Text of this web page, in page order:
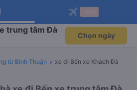
Vexere ngay!
đãi thành viên độc
Mở app
Vexere
khi đặt vé máy bay qua
Mở app
trung tâm Đà
Chọn ngày
từ Bình Thuận
xe đi Bến xe Khách Đà